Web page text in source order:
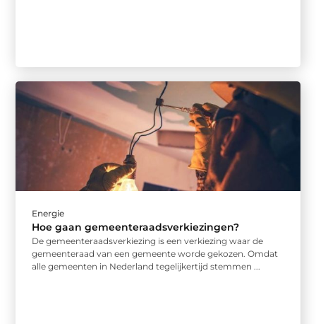
Energie
Hoe gaan gemeenteraadsverkiezingen?
De gemeenteraadsverkiezing is een verkiezing waar de
gemeenteraad van een gemeente worde gekozen. Omdat
alle gemeenten in Nederland tegelijkertijd stemmen ...